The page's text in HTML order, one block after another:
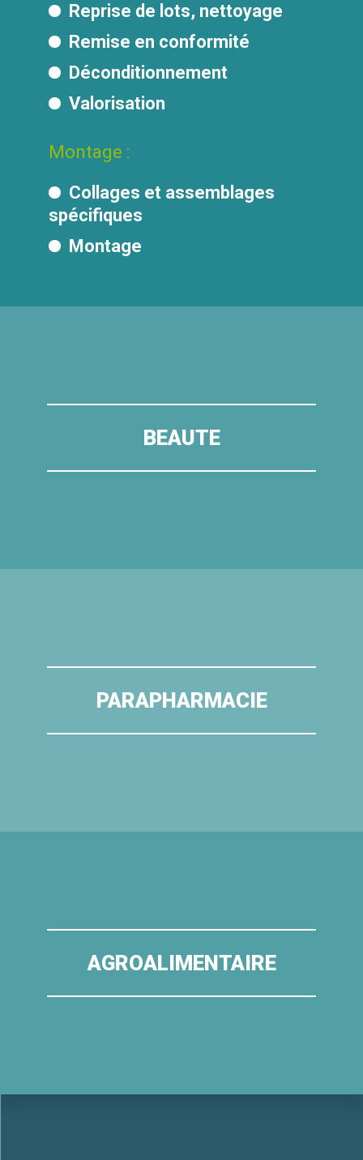
Reprise de lots, nettoyage
Remise en conformité
Déconditionnement
Valorisation
Montage :
Collages et assemblages
spécifiques
Montage
BEAUTE
PARAPHARMACIE
AGROALIMENTAIRE